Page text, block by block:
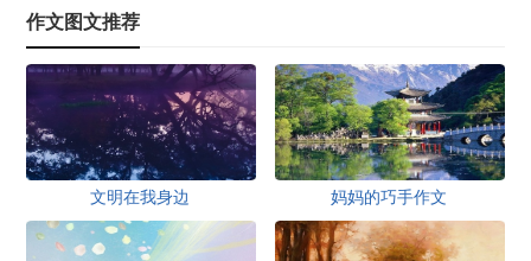
作文图文推荐
文明在我身边 妈妈的巧手作文